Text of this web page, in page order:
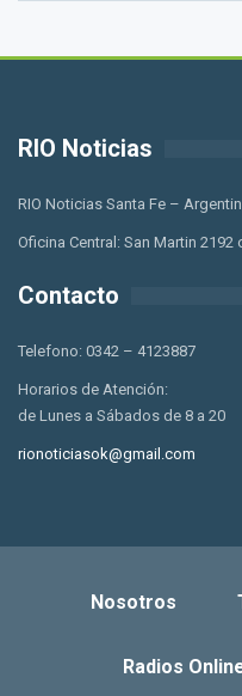
RIO Noticias
RIO Noticias Santa Fe –
Oficina Central: San Martin
Contacto
Telefono: 0342 – 4123887
Horarios de Atención:
de Lunes a Sábados de 8 a 20
rionoticiasok@gmail.com
Nosotros
Radios